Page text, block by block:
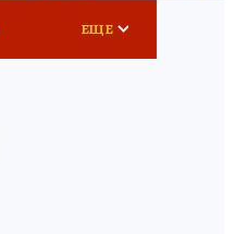
ЕЩЕ